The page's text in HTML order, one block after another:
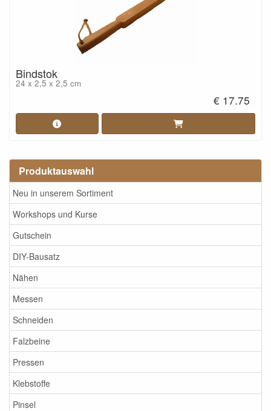
Produktauswahl
Neu in unserem Sortiment
Workshops und Kurse
Gutschein
DIY-Bausatz
Nähen
Messen
Schneiden
Falzbeine
Pressen
Klebstoffe
Pinsel
Bindstok
24 x 2,5 x 2,5 cm
€ 17.75